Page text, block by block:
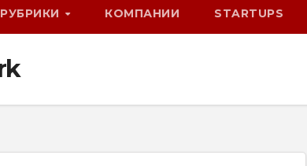
РУБРИКИ КОМПАНИИ STARTUPS